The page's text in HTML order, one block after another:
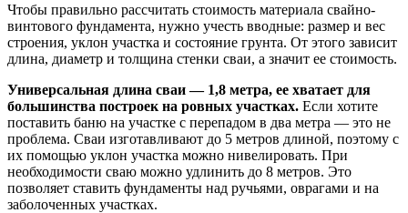
Чтобы правильно рассчитать стоимость материала свайно-
винтового фундамента, нужно учесть вводные: размер и вес
строения, уклон участка и состояние грунта. От этого зависит
длина, диаметр и толщина стенки сваи, а значит ее стоимость.
Универсальная длина сваи — 1,8 метра, ее хватает для
большинства построек на ровных участках. Если хотите
поставить баню на участке с перепадом в два метра — это не
проблема. Сваи изготавливают до 5 метров длиной, поэтому с
их помощью уклон участка можно нивелировать. При
необходимости сваю можно удлинить до 8 метров. Это
позволяет ставить фундаменты над ручьями, оврагами и на
заболоченных участках.